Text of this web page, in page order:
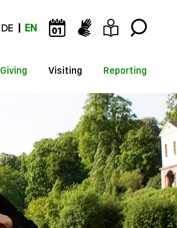
DE EN
Giving Visiting Reporting